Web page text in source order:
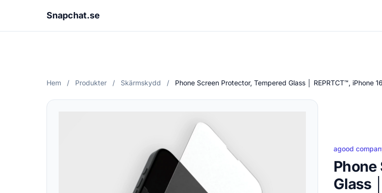
Snapchat.se
Hem / Produkter / Skärmskydd / Phone Screen Protector, Tempered Glass │ REPRTCT™, iPhone
agood
Phone
Glass